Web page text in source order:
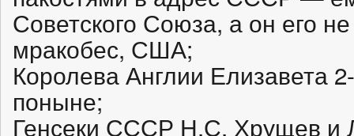
Советского Союза, а он его
мракобес, США;
Королева Англии Елизавета
поныне;
Генсеки СССР Н.С. Хрущев и